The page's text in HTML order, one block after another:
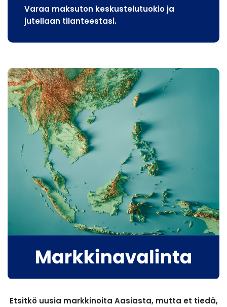
Varaa maksuton keskustelutuokio ja
jutellaan tilanteestasi.
Etsitkö uusia markkinoita Aasiasta, mutta et tiedä,